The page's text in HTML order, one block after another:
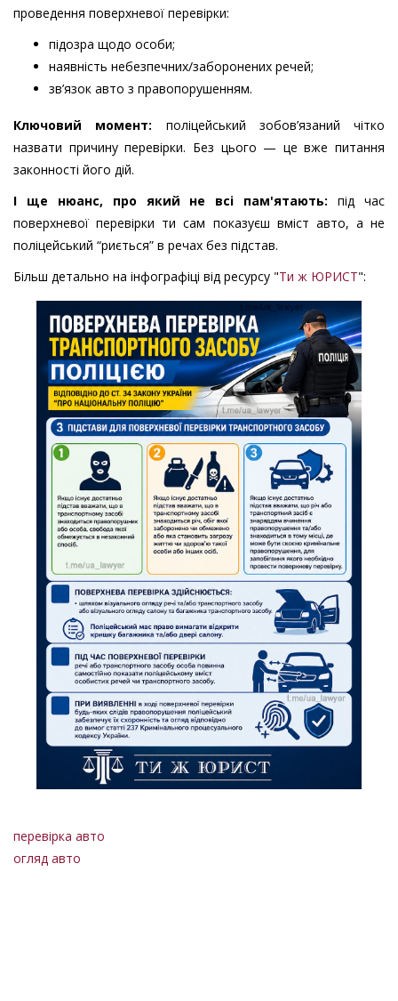
проведення поверхневої перевірки:
підозра щодо особи;
наявність небезпечних/заборонених речей;
зв’язок авто з правопорушенням.
Ключовий момент: поліцейський зобов’язаний чітко
назвати причину перевірки. Без цього — це вже питання
законності його дій.
І ще нюанс, про який не всі пам'ятають:під час
поверхневої перевірки ти сам показуєш вміст авто, а не
поліцейський “риється” в речах без підстав.
Більш детально на інфографіці від ресурсу "Ти ж ЮРИСТ":
перевірка авто
огляд авто